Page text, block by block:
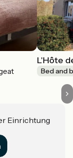
L'Hôte
Bed and
Einrichtung